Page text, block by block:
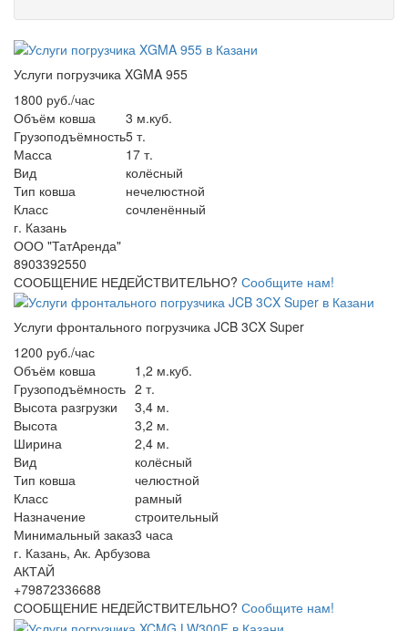
Услуги погрузчика XGMA 955
1800 руб./час
Объём ковша
3 м.куб.
Грузоподъёмность5 т.
Масса
17 т.
Вид
колёсный
Тип ковша
нечелюстной
Класс
сочленённый
г. Казань
ООО "ТатАренда"
8903392550
СООБЩЕНИЕ НЕДЕЙСТВИТЕЛЬНО? Сообщите нам!
Услуги фронтального погрузчика JCB 3CX Super
1200 руб./час
Объём ковша
1,2 м.куб.
Грузоподъёмность 2 т.
Высота разгрузки
3,4 м.
Высота
3,2 м.
Ширина
2,4 м.
Вид
колёсный
Тип ковша
челюстной
Класс
рамный
Назначение
строительный
Минимальный заказ3 часа
г. Казань, Ак. Арбузова
АКТАЙ
+79872336688
СООБЩЕНИЕ НЕДЕЙСТВИТЕЛЬНО? Сообщите нам!